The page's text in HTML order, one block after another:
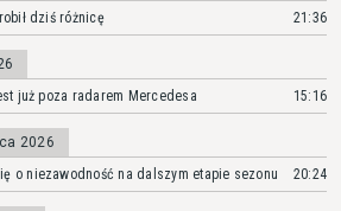
dziś różnicę 21:36
już poza radarem Mercedesa 15:16
2026
o niezawodność na dalszym etapie sezonu 20:24